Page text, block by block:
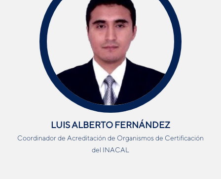
LUIS ALBERTO FERNÁNDEZ
Coordinador de Acreditación de Organismos de Certificación
del INACAL